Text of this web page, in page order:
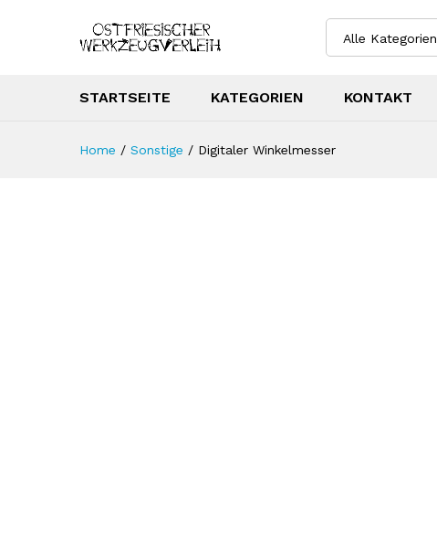
Alle Kategorien
STARTSEITE KATEGORIEN KONTAKT
Home / Sonstige / Digitaler Winkelmesser